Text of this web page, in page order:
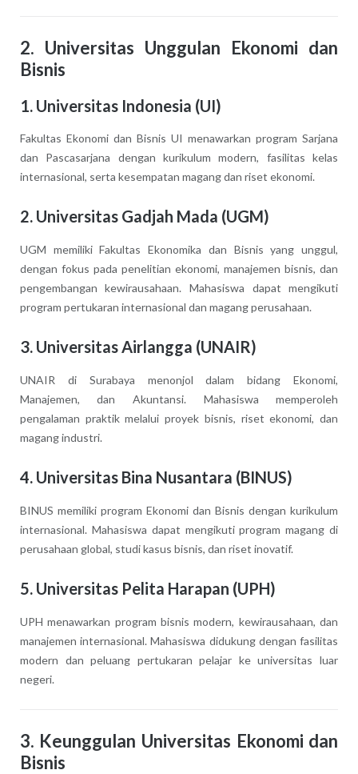
2. Universitas Unggulan Ekonomi dan
Bisnis
1. Universitas Indonesia (UI)
Fakultas Ekonomi dan Bisnis UI menawarkan program Sarjana
dan Pascasarjana dengan kurikulum modern, fasilitas kelas
internasional, serta kesempatan magang dan riset ekonomi.
2. Universitas Gadjah Mada (UGM)
UGM memiliki Fakultas Ekonomika dan Bisnis yang unggul,
dengan fokus pada penelitian ekonomi, manajemen bisnis, dan
pengembangan kewirausahaan. Mahasiswa dapat mengikuti
program pertukaran internasional dan magang perusahaan.
3. Universitas Airlangga (UNAIR)
UNAIR di Surabaya menonjol dalam bidang Ekonomi,
Manajemen, dan Akuntansi. Mahasiswa memperoleh
pengalaman praktik melalui proyek bisnis, riset ekonomi, dan
magang industri.
4. Universitas Bina Nusantara (BINUS)
BINUS memiliki program Ekonomi dan Bisnis dengan kurikulum
internasional. Mahasiswa dapat mengikuti program magang di
perusahaan global, studi kasus bisnis, dan riset inovatif.
5. Universitas Pelita Harapan (UPH)
UPH menawarkan program bisnis modern, kewirausahaan, dan
manajemen internasional. Mahasiswa didukung dengan fasilitas
modern dan peluang pertukaran pelajar ke universitas luar
negeri.
3. Keunggulan Universitas Ekonomi dan
Bisnis